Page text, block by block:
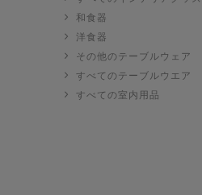
和食器
洋食器
その他のテーブルウェア
すべてのテーブルウエア
すべての室内用品